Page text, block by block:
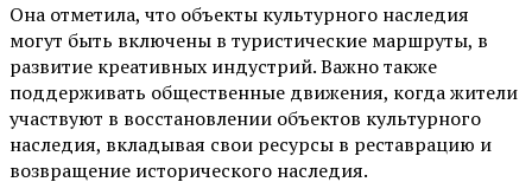
Она отметила, что объекты культурного наследия
могут быть включены в туристические маршруты, в
развитие креативных индустрий. Важно также
поддерживать общественные движения, когда жители
участвуют в восстановлении объектов культурного
наследия, вкладывая свои ресурсы в реставрацию и
возвращение исторического наследия.